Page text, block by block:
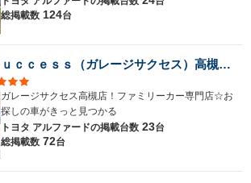
総掲載数 124台
Ｇａｒａｇｅ Ｓｕｃｃｅｓｓ（ガレージサクセス）高槻店 アルファード・ヴェルファイア・ノア・ヴォクシー専門店
ガレージサクセス高槻店！ファミリーカー専門店☆お
探しの車がきっと見つかる
トヨタ アルファードの掲載台数 23台
総掲載数 72台